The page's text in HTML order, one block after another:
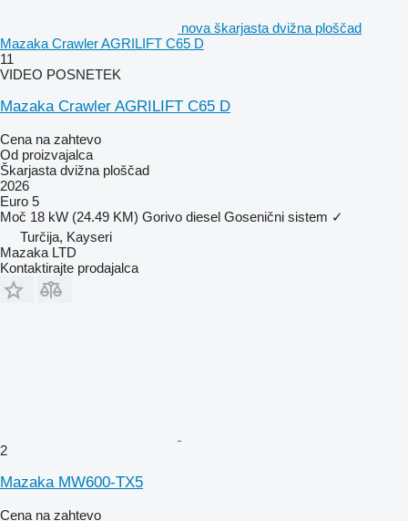
nova škarjasta dvižna ploščad
Mazaka Crawler AGRILIFT C65 D
11
VIDEO POSNETEK
Mazaka Crawler AGRILIFT C65 D
Cena na zahtevo
Od proizvajalca
Škarjasta dvižna ploščad
2026
Euro 5
Moč 18 kW (24.49 KM) Gorivo diesel Gosenični sistem ✓
Turčija, Kayseri
Mazaka LTD
Kontaktirajte prodajalca
2
Mazaka MW600-TX5
Cena na zahtevo